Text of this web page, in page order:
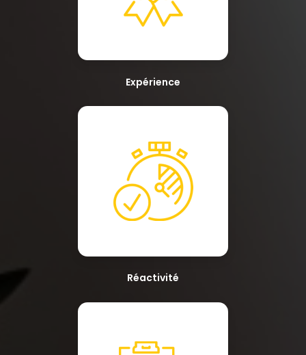
Expérience
Réactivité